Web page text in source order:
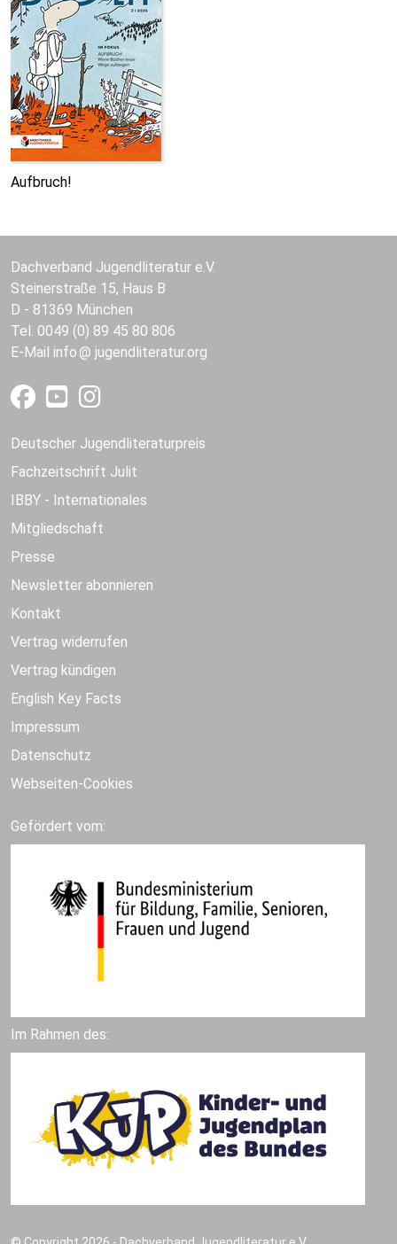
Aufbruch!
Dachverband Jugendliteratur e.V.
Steinerstraße 15, Haus B
D - 81369 München
Tel. 0049 (0) 89 45 80 806
E-Mail info jugendliteratur.org
Deutscher Jugendliteraturpreis
Fachzeitschrift Julit
IBBY - Internationales
Mitgliedschaft
Presse
Newsletter abonnieren
Kontakt
Vertrag widerrufen
Vertrag kündigen
English Key Facts
Impressum
Datenschutz
Webseiten-Cookies
Gefördert vom:
Im Rahmen des: